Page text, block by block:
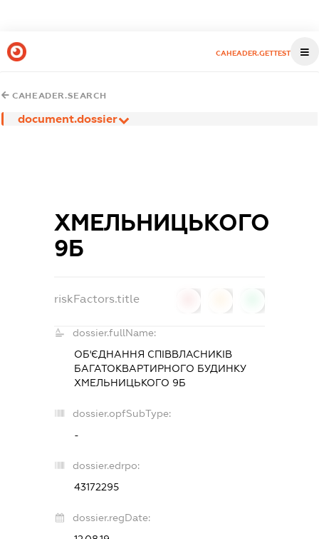
CAHEADER.GETTEST
CAHEADER.SEARCH
document.dossier
ХМЕЛЬНИЦЬКОГО
9Б
riskFactors.title
dossier.fullName:
ОБ'ЄДНАННЯ СПІВВЛАСНИКІВ
БАГАТОКВАРТИРНОГО БУДИНКУ
ХМЕЛЬНИЦЬКОГО 9Б
dossier.opfSubType:
-
dossier.edrpo:
43172295
dossier.regDate: